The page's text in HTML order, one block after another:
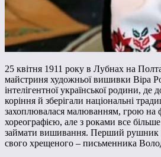
25 квітня 1911 року в Лубнах на
майстриня художньої вишивки Віра
інтелігентної української родини, де
коріння й зберігали національні
захоплювалася малюванням, грою на
хореографією, але з роками все більше
займати вишивання. Перший рушник
свого хрещеного – письменника